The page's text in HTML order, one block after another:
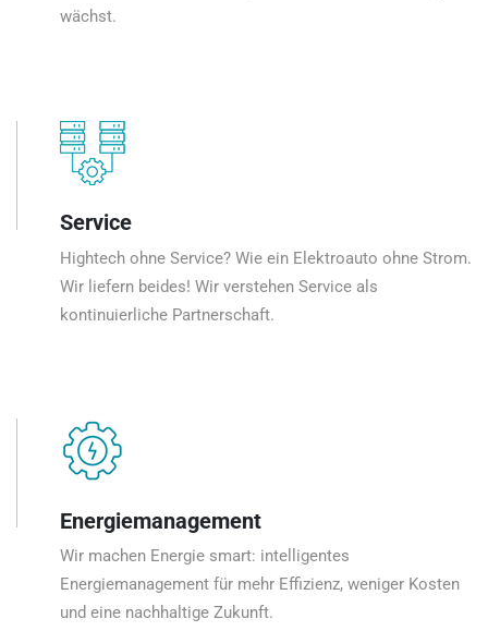
wächst.
Service
Hightech ohne Service? Wie ein Elektroauto ohne Strom.
Wir liefern beides! Wir verstehen Service als
kontinuierliche Partnerschaft.
Energiemanagement
Wir machen Energie smart: intelligentes
Energiemanagement für mehr Effizienz, weniger Kosten
und eine nachhaltige Zukunft.